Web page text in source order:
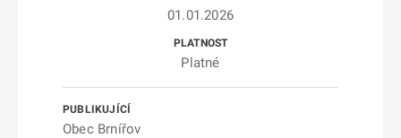
01.01.2026
Platné
Obec Brnířov